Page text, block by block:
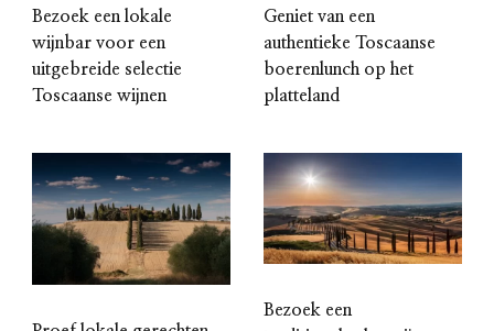
Bezoek een lokale
wijnbar voor een
uitgebreide selectie
Toscaanse wijnen
Geniet van een
authentieke Toscaanse
boerenlunch op het
platteland
Bezoek een